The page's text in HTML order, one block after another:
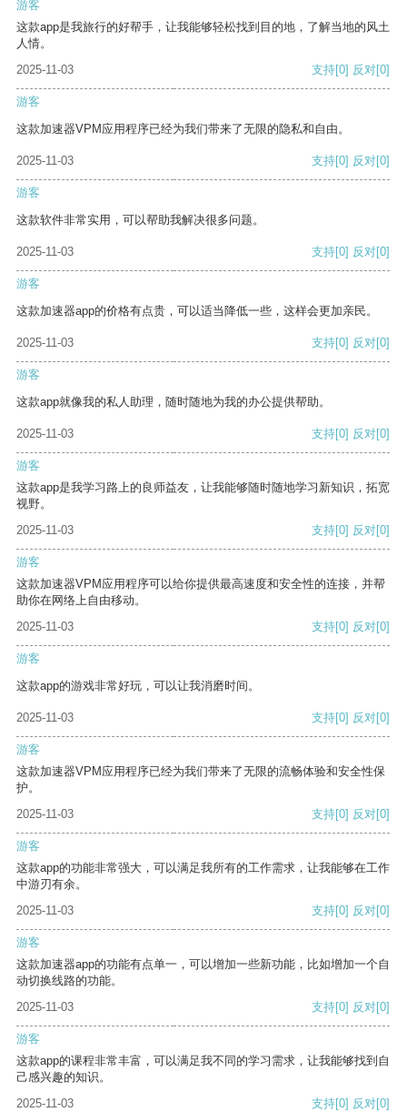
游客
这款app是我旅行的好帮手，让我能够轻松找到目的地，了解当地的风土
人情。
2025-11-03
支持[0] 反对[0]
游客
这款加速器VPM应用程序已经为我们带来了无限的隐私和自由。
2025-11-03 支持[0] 反对[0]
游客
这款软件非常实用，可以帮助我解决很多问题。
2025-11-03 支持[0] 反对[0]
游客
这款加速器app的价格有点贵，可以适当降低一些，这样会更加亲民。
2025-11-03 支持[0] 反对[0]
游客
这款app就像我的私人助理，随时随地为我的办公提供帮助。
2025-11-03 支持[0] 反对[0]
游客
这款app是我学习路上的良师益友，让我能够随时随地学习新知识，拓宽
视野。
2025-11-03
支持[0] 反对[0]
游客
这款加速器VPM应用程序可以给你提供最高速度和安全性的连接，并帮
助你在网络上自由移动。
2025-11-03
支持[0] 反对[0]
游客
这款app的游戏非常好玩，可以让我消磨时间。
2025-11-03 支持[0] 反对[0]
游客
这款加速器VPM应用程序已经为我们带来了无限的流畅体验和安全性保
护。
2025-11-03
支持[0] 反对[0]
游客
这款app的功能非常强大，可以满足我所有的工作需求，让我能够在工作
中游刃有余。
2025-11-03
支持[0] 反对[0]
游客
这款加速器app的功能有点单一，可以增加一些新功能，比如增加一个自
动切换线路的功能。
2025-11-03
支持[0] 反对[0]
游客
这款app的课程非常丰富，可以满足我不同的学习需求，让我能够找到自
己感兴趣的知识。
2025-11-03
支持[0] 反对[0]